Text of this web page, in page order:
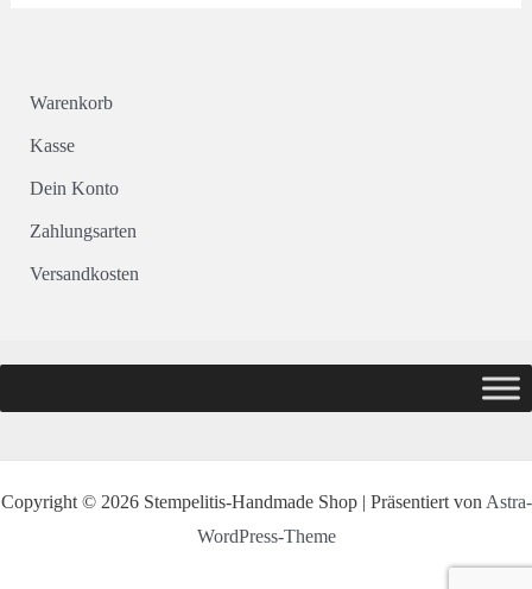
Warenkorb
Kasse
Dein Konto
Zahlungsarten
Versandkosten
Copyright © 2026 Stempelitis-Handmade Shop | Präsentiert vonAstra-
WordPress-Theme